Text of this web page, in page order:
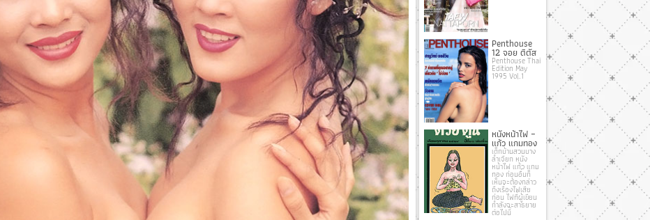
Penthouse
12 จอย ติตัส
Penthouse Thai
Edition May
1995 Vol.1
หนังหน้าไฟ –
แก้ว แกมทอง
เด็กบ้านสวนบาง
ลําเจียก หนัง
หน้าไฟ แก้ว แกม
ทอง ก่อนอื่นก็
เห็นจะต้องกล่าว
ถึงเรื่องไฟเสีย
ก่อน ไฟที่ผู้เขียน
กําลังจะสาธยาย
ต่อไปนี้